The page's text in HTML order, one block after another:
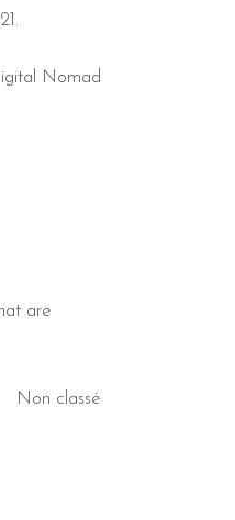
Nomad
are
Non classé